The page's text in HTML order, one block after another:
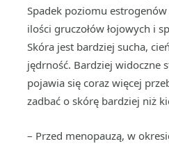
Spadek poziomu
ilości gruczołów łojowych i
Skóra jest bardziej sucha,
jędrność. Bardziej widoczne
pojawia się coraz więcej
zadbać o skórę bardziej niż
– Przed menopauzą, w